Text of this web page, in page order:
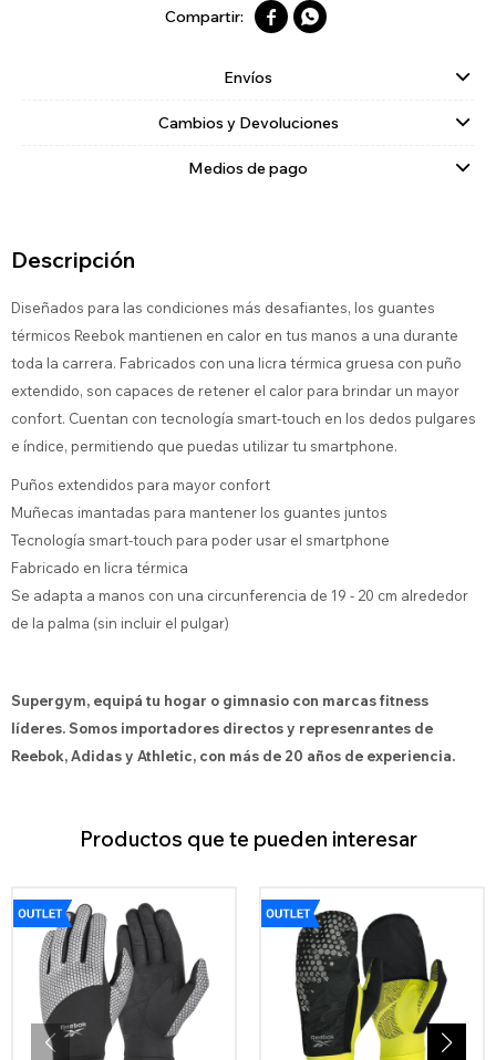
 
Envíos
Cambios y Devoluciones
Medios de pago
Descripción
Diseñados para las condiciones más desafiantes, los guantes
térmicos Reebok mantienen en calor en tus manos a una durante
toda la carrera. Fabricados con una licra térmica gruesa con puño
extendido, son capaces de retener el calor para brindar un mayor
confort. Cuentan con tecnología smart-touch en los dedos pulgares
e índice, permitiendo que puedas utilizar tu smartphone.
Puños extendidos para mayor confort
Muñecas imantadas para mantener los guantes juntos
Tecnología smart-touch para poder usar el smartphone
Fabricado en licra térmica
Se adapta a manos con una circunferencia de 19 - 20 cm alrededor
de la palma (sin incluir el pulgar)
Supergym, equipá tu hogar o gimnasio con marcas fitness
líderes. Somos importadores directos y represenrantes de
Reebok, Adidas y Athletic, con más de 20 años de experiencia.
Productos que te pueden interesar